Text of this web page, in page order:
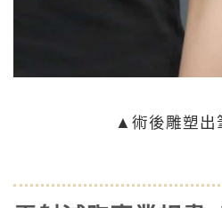
▲術後雕塑出